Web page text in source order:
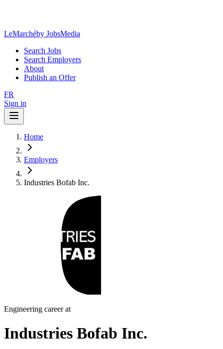
LeMarchéby JobsMedia
Search Jobs
Search Employers
About
Publish an Offer
FR
Sign in
Home
Employers
Industries Bofab Inc.
Engineering career at
Industries Bofab Inc.